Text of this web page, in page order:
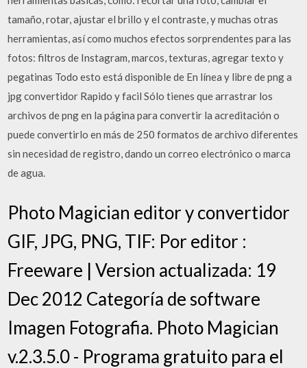
tamaño, rotar, ajustar el brillo y el contraste, y muchas otras
herramientas, así como muchos efectos sorprendentes para las
fotos: filtros de Instagram, marcos, texturas, agregar texto y
pegatinas Todo esto está disponible de En línea y libre de png a
jpg convertidor Rapido y facil Sólo tienes que arrastrar los
archivos de png en la página para convertir la acreditación o
puede convertirlo en más de 250 formatos de archivo diferentes
sin necesidad de registro, dando un correo electrónico o marca
de agua.
Photo Magician editor y convertidor
GIF, JPG, PNG, TIF: Por editor :
Freeware | Version actualizada: 19
Dec 2012 Categoría de software
Imagen Fotografia. Photo Magician
v.2.3.5.0 - Programa gratuito para el